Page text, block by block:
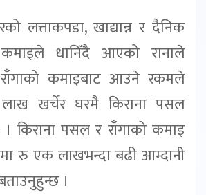
लत्ताकपडा, खाद्यान्न र दैनिक
धानिँदै आएको रानाले
कमाइबाट आउने रकमले
खर्चेर घरमै किराना पसल
किराना पसल र राँगाको कमाइ
रु एक लाखभन्दा बढी आम्दानी
।